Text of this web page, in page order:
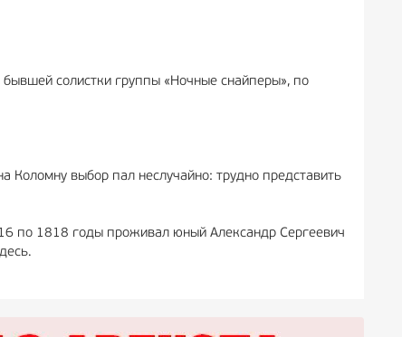
солистки группы «Ночные снайперы», по
Коломну выбор пал неслучайно: трудно представить
по 1818 годы проживал юный Александр Сергеевич